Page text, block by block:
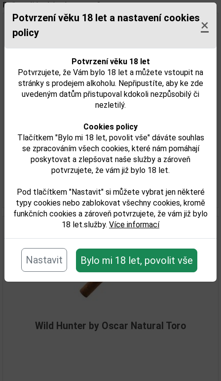
Potvrzení věku 18 let a nastavení cookies
policy
×
Potvrzení věku 18 let
Potvrzujete, že Vám bylo 18 let a můžete vstoupit na
stránky s prodejem alkoholu. Nepřipustíte, aby ke zde
uvedeným datům přistupoval kdokoli nezpůsobilý či
nezletilý.
Cookies policy
Tlačítkem "Bylo mi 18 let, povolit vše" dáváte souhlas
se zpracováním všech cookies, které nám pomáhají
poskytovat a zlepšovat naše služby a zároveň
potvrzujete, že vám již bylo 18 let.
Pod tlačítkem "Nastavit" si můžete vybrat jen některé
typy cookies nebo zablokovat všechny cookies, kromě
funkčních cookies a zároveň potvrzujete, že vám již bylo
18 let.služby. Více informací
Nastavit Bylo mi 18 let, povolit vše
Počet nájdených záznamov: 2
Beefeater Blood Orange 0,7l 37,5% + sklo
19,52 €
Skladem
Detail tovaru
Wild Hunter by Oscar Natural Toro